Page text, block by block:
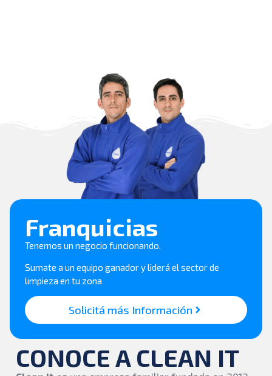
CONOCE A CLEAN IT
Franquicias
Tenemos un negocio funcionando.
Sumate a un equipo ganador y liderá el sector de
limpieza en tu zona
Solicitá más Información